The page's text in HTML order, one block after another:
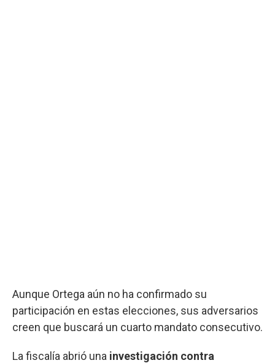
Aunque Ortega aún no ha confirmado su
participación en estas elecciones, sus adversarios
creen que buscará un cuarto mandato consecutivo.
La fiscalía abrió una investigación contra